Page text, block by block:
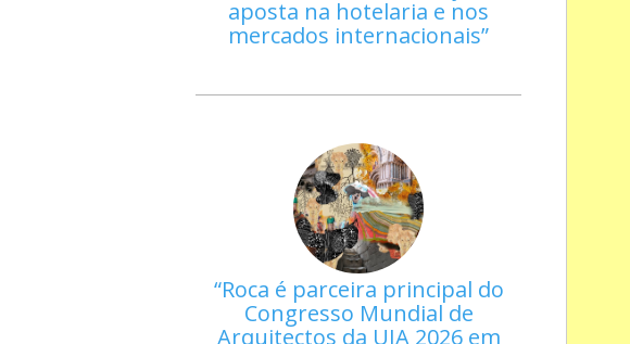
aposta na hotelaria e nos
mercados internacionais
Roca é parceira principal do
Congresso Mundial de
Arquitectos da UIA 2026 em